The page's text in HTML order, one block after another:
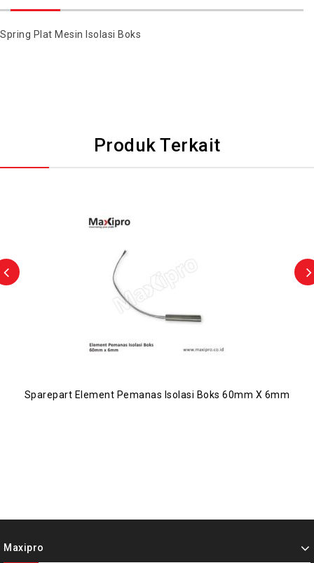
Spring Plat Mesin Isolasi Boks
Produk Terkait
Sparepart Element Pemanas Isolasi Boks 60mm X 6mm
Maxipro